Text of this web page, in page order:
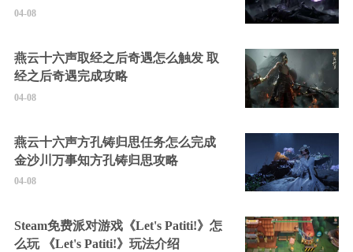
04-08
燕云十六声取经之后奇遇怎么触发 取
经之后奇遇完成攻略
04-08
燕云十六声方孔铸归思任务怎么完成
金沙川万事知方孔铸归思攻略
04-08
Steam免费派对游戏《Let's Patiti!》怎
么玩 《Let's Patiti!》玩法介绍